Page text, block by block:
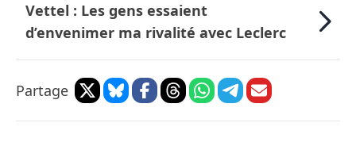
Vettel : Les gens essaient
d’envenimer ma rivalité avec Leclerc
Partage